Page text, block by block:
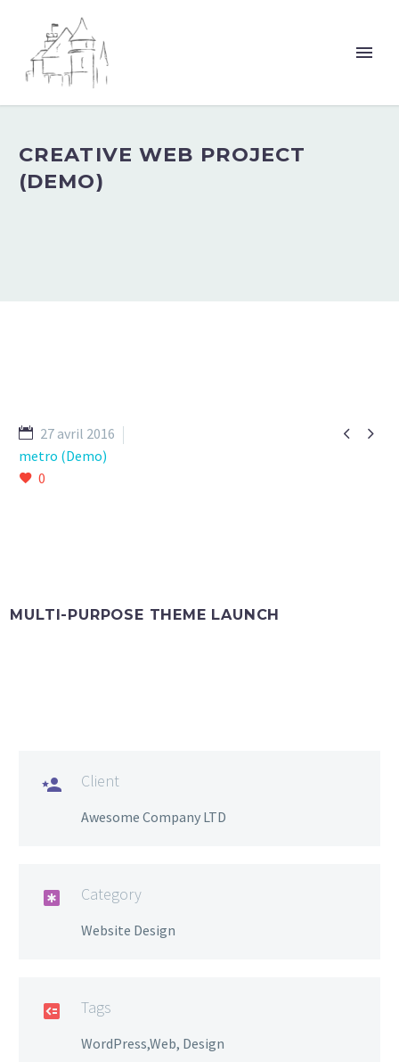
CREATIVE WEB PROJECT
(DEMO)
 
27 avril 2016
metro (Demo)
0
MULTI-PURPOSE THEME LAUNCH
 Client
Awesome Company LTD
 Category
Website Design
 Tags
WordPress,Web, Design